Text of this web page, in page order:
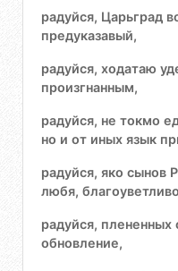
радуйся, Царьград
предуказавый,
радуйся, ходатаю
произгнанным,
радуйся, не токмо
но и от иных язык
радуйся, яко сынов
любя,
радуйся, плененных
обновление,